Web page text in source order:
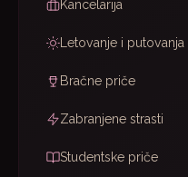
Kancelarija
Letovanje i putovanja
Bračne priče
Zabranjene strasti
Studentske priče